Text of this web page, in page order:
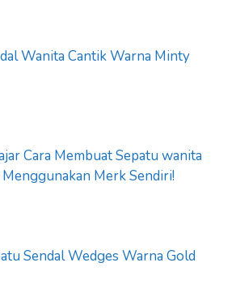
Wanita Cantik Warna Minty
Cara Membuat Sepatu wanita
Menggunakan Merk Sendiri!
Sendal Wedges Warna Gold